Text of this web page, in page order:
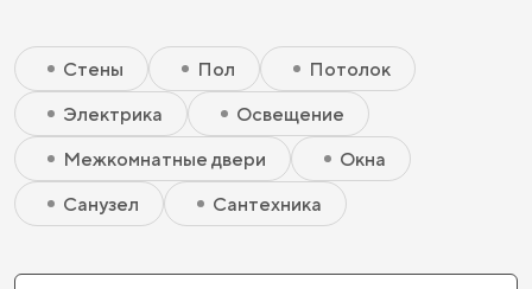
Скрытый элемент 2 - Чистовая базовая
Скрытый элемент 1 - Чистовая базовая
Стены
Пол
Потолок
Электрика
Освещение
Межкомнатные двери
Окна
Санузел
Сантехника